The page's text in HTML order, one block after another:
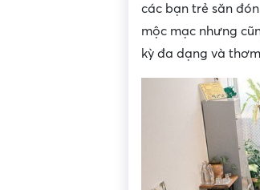
các bạn trẻ săn
mộc mạc nhưng
kỳ đa dạng và